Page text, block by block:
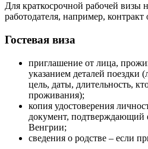
Для краткосрочной рабочей визы
работодателя, например, контракт
Гостевая виза
приглашение от лица,
указанием деталей поездки
цель, даты, длительность,
проживания);
копия удостоверения
документ, подтверждающий
Венгрии;
сведения о родстве – если